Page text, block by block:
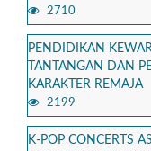
2710
PENDIDIKAN
TANTANGAN DAN
KARAKTER REMAJA
2199
K-POP CONCERTS